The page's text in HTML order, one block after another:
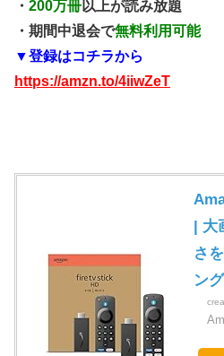
・ 200万冊以上が読み放題
・期間中退会で無料利用可能
▼登録はコチラから
https://amzn.to/4iiwZeT
|
さ
ン